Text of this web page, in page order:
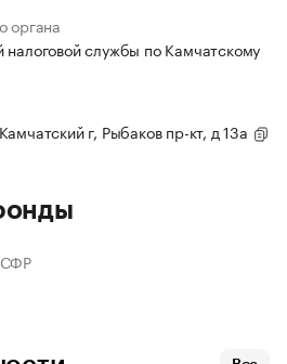
органа
службы по Камчатскому
г, Рыбаков пр-кт, д 13а
СФР